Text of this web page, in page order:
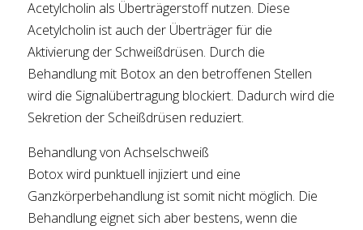
Acetylcholin als Überträgerstoff nutzen. Diese
Acetylcholin ist auch der Überträger für die
Aktivierung der Schweißdrüsen. Durch die
Behandlung mit Botox an den betroffenen Stellen
wird die Signalübertragung blockiert. Dadurch wird die
Sekretion der Scheißdrüsen reduziert.
Behandlung von Achselschweiß
Botox wird punktuell injiziert und eine
Ganzkörperbehandlung ist somit nicht möglich. Die
Behandlung eignet sich aber bestens, wenn die